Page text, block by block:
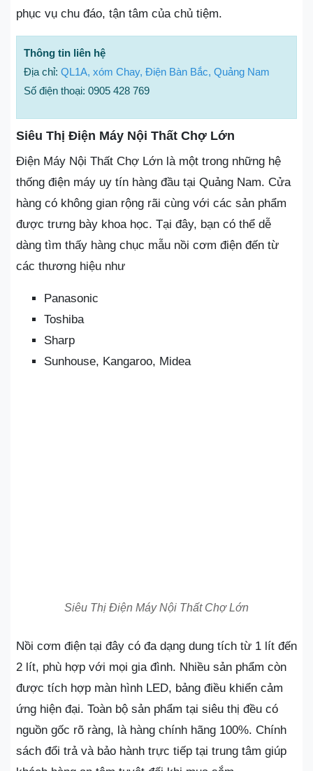
phục vụ chu đáo, tận tâm của chủ tiệm.
Thông tin liên hệ
Địa chỉ: QL1A, xóm Chay, Điện Bàn Bắc, Quảng Nam
Số điện thoại: 0905 428 769
Siêu Thị Điện Máy Nội Thất Chợ Lớn
Điện Máy Nội Thất Chợ Lớn là một trong những hệ
thống điện máy uy tín hàng đầu tại Quảng Nam. Cửa
hàng có không gian rộng rãi cùng với các sản phẩm
được trưng bày khoa học. Tại đây, bạn có thể dễ
dàng tìm thấy hàng chục mẫu nồi cơm điện đến từ
các thương hiệu như
Panasonic
Toshiba
Sharp
Sunhouse, Kangaroo, Midea
Siêu Thị Điện Máy Nội Thất Chợ Lớn
Nồi cơm điện tại đây có đa dạng dung tích từ 1 lít đến
2 lít, phù hợp với mọi gia đình. Nhiều sản phẩm còn
được tích hợp màn hình LED, bảng điều khiển cảm
ứng hiện đại. Toàn bộ sản phẩm tại siêu thị đều có
nguồn gốc rõ ràng, là hàng chính hãng 100%. Chính
sách đổi trả và bảo hành trực tiếp tại trung tâm giúp